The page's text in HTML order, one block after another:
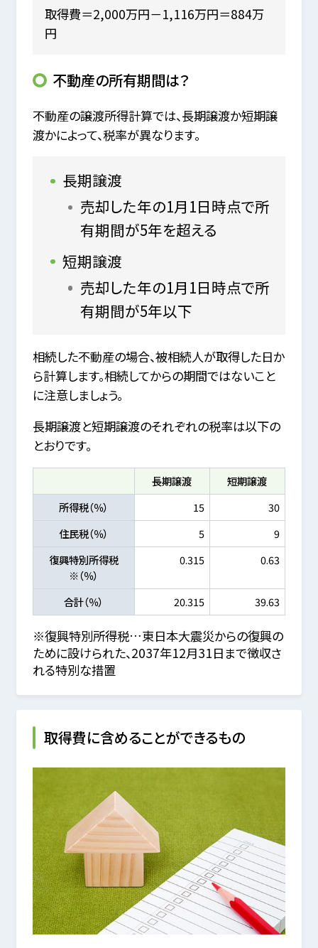
取得費＝2,000万円－1,116万円＝884万
円
不動産の所有期間は？
不動産の譲渡所得計算では、長期譲渡か短期譲
渡かによって、税率が異なります。
長期譲渡
売却した年の1月1日時点で所
有期間が5年を超える
短期譲渡
売却した年の1月1日時点で所
有期間が5年以下
相続した不動産の場合、被相続人が取得した日か
ら計算します。相続してからの期間ではないこと
に注意しましょう。
長期譲渡と短期譲渡のそれぞれの税率は以下の
とおりです。
長期譲渡
短期譲渡
所得税（％）
15
30
住民税（％）
5
9
復興特別所得税
※（％）
0.315 0.63
合計（％） 20.315 39.63
※復興特別所得税…東日本大震災からの復興の
ために設けられた、2037年12月31日まで徴収さ
れる特別な措置
取得費に含めることができるもの